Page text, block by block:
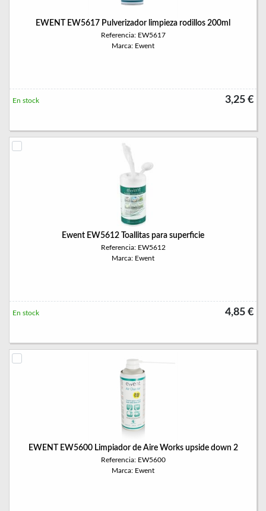
EWENT EW5617 Pulverizador limpieza rodillos 200ml
Referencia: EW5617
Marca: Ewent
3,25 €
En stock
Ewent EW5612 Toallitas para superficie
Referencia: EW5612
Marca: Ewent
4,85 €
En stock
EWENT EW5600 Limpiador de Aire Works upside down 2
Referencia: EW5600
Marca: Ewent